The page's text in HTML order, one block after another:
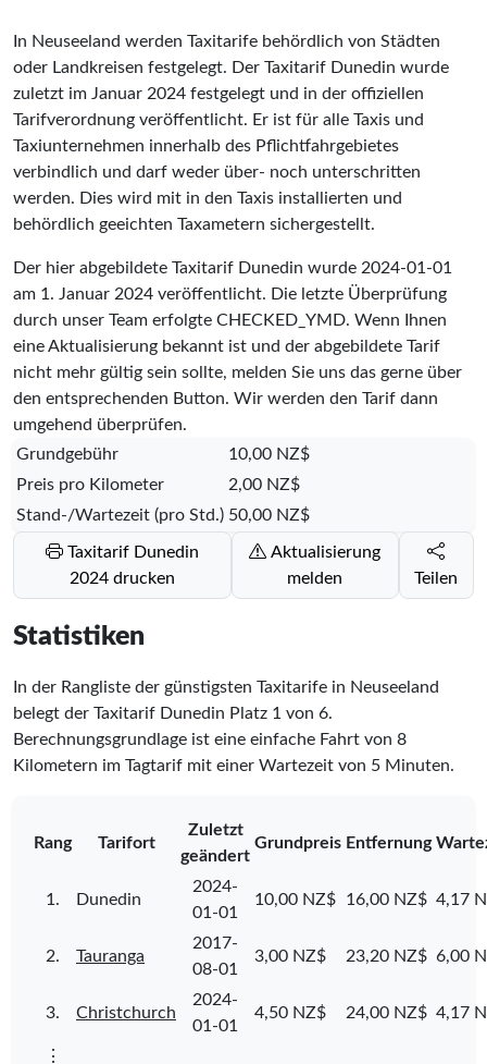
In Neuseeland werden Taxitarife behördlich von Städten
oder Landkreisen festgelegt. Der Taxitarif Dunedin wurde
zuletzt im Januar 2024 festgelegt und in der offiziellen
Tarifverordnung veröffentlicht. Er ist für alle Taxis und
Taxiunternehmen innerhalb des Pflichtfahrgebietes
verbindlich und darf weder über- noch unterschritten
werden. Dies wird mit in den Taxis installierten und
behördlich geeichten Taxametern sichergestellt.
Der hier abgebildete Taxitarif Dunedin wurde 2024-01-01
am 1. Januar 2024 veröffentlicht. Die letzte Überprüfung
durch unser Team erfolgte CHECKED_YMD. Wenn Ihnen
eine Aktualisierung bekannt ist und der abgebildete Tarif
nicht mehr gültig sein sollte, melden Sie uns das gerne über
den entsprechenden Button. Wir werden den Tarif dann
umgehend überprüfen.
Grundgebühr
10,00 NZ$
Preis pro Kilometer
2,00 NZ$
Stand-/Wartezeit (pro Std.) 50,00 NZ$
Taxitarif Dunedin
2024 drucken
Aktualisierung
melden
Teilen
Statistiken
In der Rangliste der günstigsten Taxitarife in Neuseeland
belegt der Taxitarif Dunedin Platz 1 von 6.
Berechnungsgrundlage ist eine einfache Fahrt von 8
Kilometern im Tagtarif mit einer Wartezeit von 5 Minuten.
Rang Tarifort
Zuletzt
geändert
Grundpreis Entfernung
1. Dunedin
2024-
01-01
10,00 NZ$ 16,00 NZ$ 4,17
2. Tauranga
2017-
08-01
3,00 NZ$ 23,20 NZ$ 6,00
3. Christchurch
2024-
01-01
4,50 NZ$ 24,00 NZ$ 4,17
⋮